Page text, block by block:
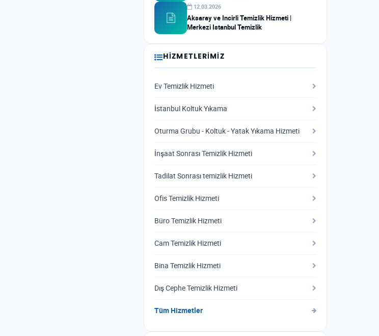
12.03.2026
Aksaray ve Incirli Temizlik Hizmeti |
Merkezi Istanbul Temizlik
HIZMETLERIMIZ
Ev Temizlik Hizmeti
İstanbul Koltuk Yıkama
Oturma Grubu - Koltuk - Yatak Yıkama Hizmeti
İnşaat Sonrası Temizlik Hizmeti
Tadilat Sonrası temizlik Hizmeti
Ofis Temizlik Hizmeti
Büro Temizlik Hizmeti
Cam Temizlik Hizmeti
Bina Temizlik Hizmeti
Dış Cephe Temizlik Hizmeti
Tüm Hizmetler